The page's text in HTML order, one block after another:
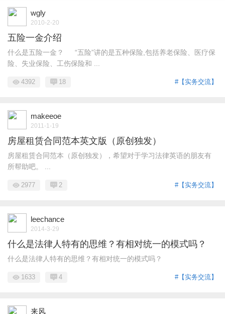
wgly
2010-2-20
五险一金介绍
什么是五险一金？ “五险”讲的是五种保险,包括养老保险、医疗保
险、失业保险、工伤保险和 ...
#【实务交流】
4392 18
makeeoe
2011-1-19
房屋租赁合同范本英文版（原创独发）
房屋租赁合同范本（原创独发），希望对于学习法律英语的朋友有
所帮助吧。 ...
#【实务交流】
2977 2
leechance
2014-3-29
什么是法律人特有的思维？有相对统一的模式吗？
什么是法律人特有的思维？有相对统一的模式吗？
#【实务交流】
1633 4
来风